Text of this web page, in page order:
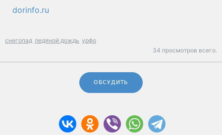
dorinfo.ru
снегопад ледяной дождь урфо
34 просмотров всего.
ОБСУДИТЬ